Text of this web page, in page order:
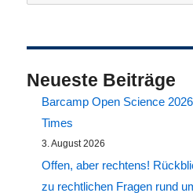
–
Together
Posterausstellung
Neueste Beiträge
Barcamp Open Science
Times
3. August 2026
Offen, aber rechtens!
zu rechtlichen Fragen rund